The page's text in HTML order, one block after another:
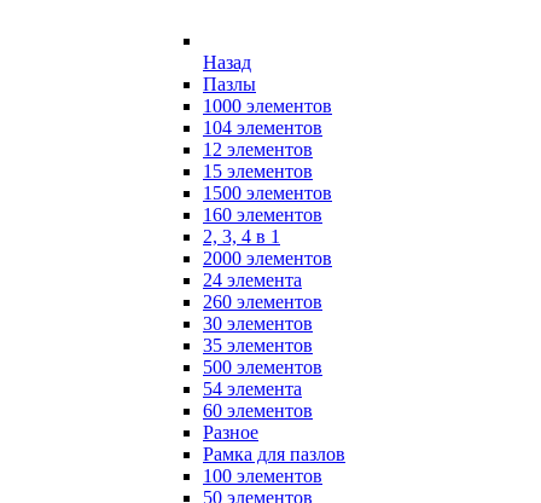
Назад
Пазлы
1000 элементов
104 элементов
12 элементов
15 элементов
1500 элементов
160 элементов
2, 3, 4 в 1
2000 элементов
24 элемента
260 элементов
30 элементов
35 элементов
500 элементов
54 элемента
60 элементов
Разное
Рамка для пазлов
100 элементов
50 элементов